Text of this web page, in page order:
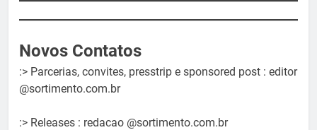
Novos Contatos
:> Parcerias, convites, presstrip e sponsored post : editor
@sortimento.com.br
:> Releases : redacao @sortimento.com.br